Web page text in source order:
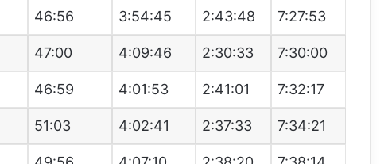
46:56 3:54:45 2:43:48 7:27:53
47:00 4:09:46 2:30:33 7:30:00
46:59 4:01:53 2:41:01 7:32:17
51:03 4:02:41 2:37:33 7:34:21